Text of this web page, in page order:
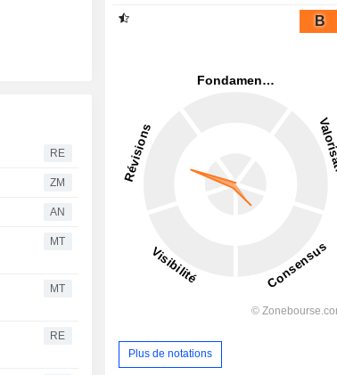
RE
ZM
AN
MT
MT
RE
B
Plus de notations